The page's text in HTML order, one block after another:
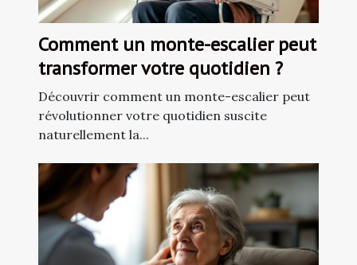
Comment un monte-escalier peut
transformer votre quotidien ?
Découvrir comment un monte-escalier peut
révolutionner votre quotidien suscite
naturellement la...